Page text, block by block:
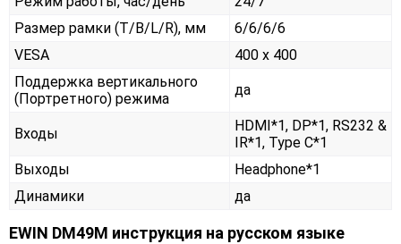
Размер рамки (T/B/L/R), мм
6/6/6/6
VESA
400 x 400
Поддержка вертикального
(Портретного) режима
да
Входы
HDMI*1, DP*1, RS232 &
IR*1, Type C*1
Выходы
Headphone*1
Динамики
да
EWIN DM49M инструкция на русском языке